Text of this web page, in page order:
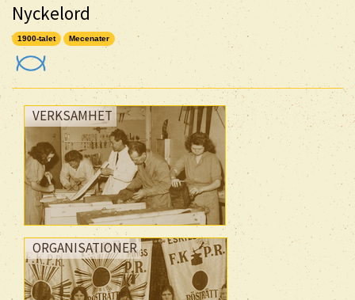
Nyckelord
1900-talet Mecenater
VERKSAMHET
ORGANISATIONER